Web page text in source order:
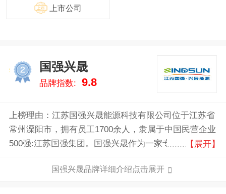
上市公司
2
国强兴晟
品牌指数: 9.8
上榜理由：江苏国强兴晟能源科技有限公司位于江苏省
常州溧阳市，拥有员工1700余人，隶属于中国民营企业
500强:江苏国强集团。国强兴晟作为一家专注于提供全
服务商，是服务于全球清洁能源的科技型企业，致力于
【展开】
国强兴晟品牌详细介绍点击展开